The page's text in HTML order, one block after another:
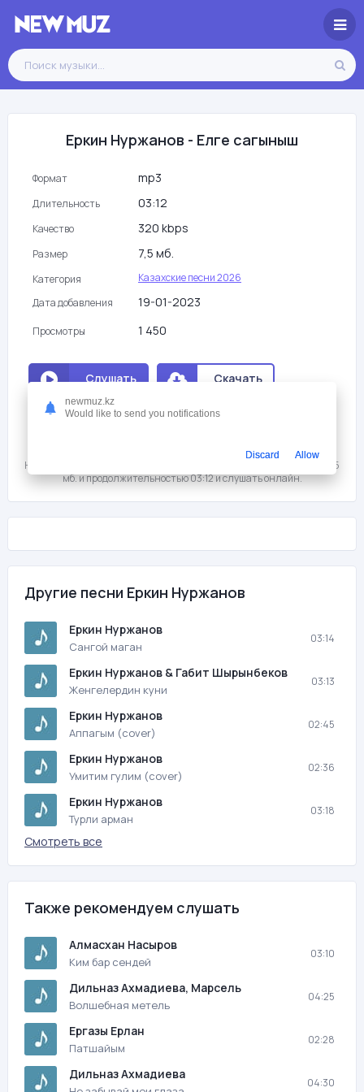
Еркин Нуржанов - Елге сагыныш
Формат mp3
Длительность 03:12
Качество 320 kbps
Размер 7,5 мб.
Категория
Казахские песни 2026
Дата добавления
19-01-2023
Просмотры 1 450
Слушать Скачать
Мне нравится 5
На этой странице вы можете скачать песню бесплатно Еркин
Нуржанов - Елге сагыныш с битрейтом 320 kb/s, размером файла 7,5
мб. и продолжительностью 03:12 и слушать онлайн.
Другие песни Еркин Нуржанов
Еркин Нуржанов
Сангой маган
03:14
Еркин Нуржанов & Габит Шырынбеков
Женгелердин куни
03:13
Еркин Нуржанов
Аппагым (cover)
02:45
Еркин Нуржанов
Умитим гулим (cover)
02:36
Еркин Нуржанов
Турли арман
03:18
Смотреть все
Также рекомендуем слушать
Алмасхан Насыров
Ким бар сендей
03:10
Дильназ Ахмадиева, Марсель
Волшебная метель
04:25
Ергазы Ерлан
Патшайым
02:28
Дильназ Ахмадиева
04:30
newmuz.kz
Would like to send you notifications
Discard Allow